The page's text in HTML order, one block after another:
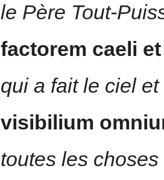
le Père Tout-
factorem caeli
qui a fait le ciel
visibilium
toutes les